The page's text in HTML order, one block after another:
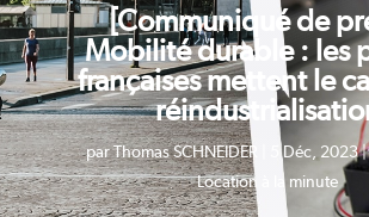
[Communiqué de
Mobilité durable : les
françaises mettent le
parThomas SCHNEIDER 5 Déc, 2023|
Location à la minute